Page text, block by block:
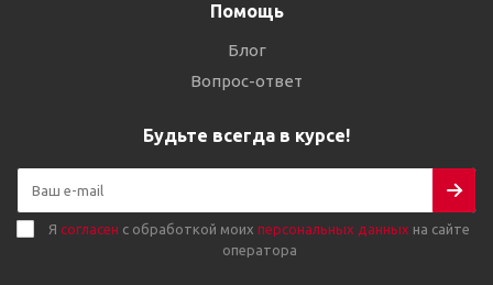
Помощь
Блог
Вопрос-ответ
Будьте всегда в курсе!
Я согласен с обработкой моих персональных данных на сайте
оператора